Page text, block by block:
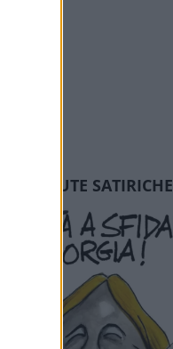
SEDUTE SATIRICHE